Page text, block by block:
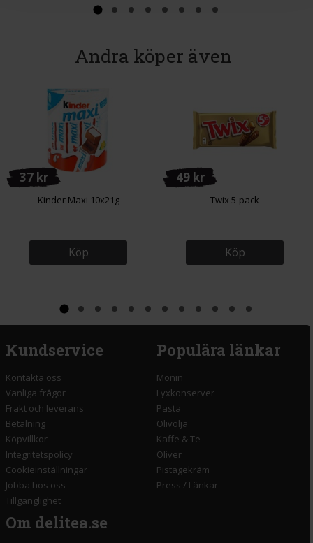
Andra köper även
37 kr
Kinder Maxi 10x21g
Köp
49 kr
Twix 5-pack
Köp
Kundservice
Kontakta oss
Vanliga frågor
Frakt och leverans
Betalning
Köpvillkor
Integritetspolicy
Cookieinställningar
Jobba hos oss
Tillgänglighet
Populära länkar
Monin
Lyxkonserver
Pasta
Olivolja
Kaffe & Te
Oliver
Pistagekräm
Press / Länkar
Om delitea.se